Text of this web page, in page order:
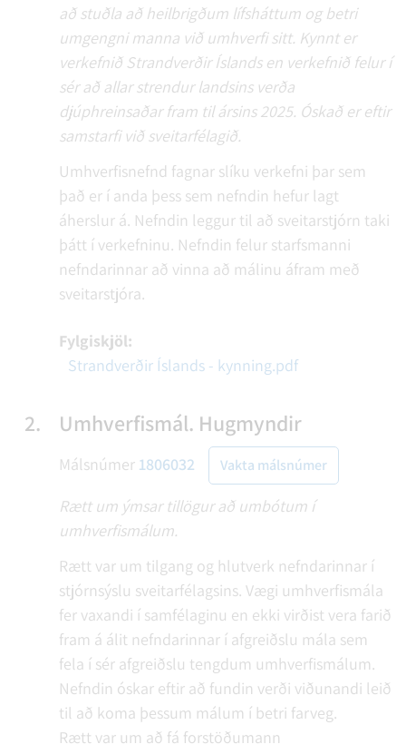
að stuðla að heilbrigðum lífsháttum og betri
umgengni manna við umhverfi sitt. Kynnt er
verkefnið Strandverðir Íslands en verkefnið felur í
sér að allar strendur landsins verða
djúphreinsaðar fram til ársins 2025. Óskað er eftir
samstarfi við sveitarfélagið.
Umhverfisnefnd fagnar slíku verkefni þar sem
það er í anda þess sem nefndin hefur lagt
áherslur á. Nefndin leggur til að sveitarstjórn taki
þátt í verkefninu. Nefndin felur starfsmanni
nefndarinnar að vinna að málinu áfram með
sveitarstjóra.
Fylgiskjöl:
Strandverðir Íslands - kynning.pdf
2. Umhverfismál. Hugmyndir
Málsnúmer 1806032 Vakta málsnúmer
Rætt um ýmsar tillögur að umbótum í
umhverfismálum.
Rætt var um tilgang og hlutverk nefndarinnar í
stjórnsýslu sveitarfélagsins. Vægi umhverfismála
fer vaxandi í samfélaginu en ekki virðist vera farið
fram á álit nefndarinnar í afgreiðslu mála sem
fela í sér afgreiðslu tengdum umhverfismálum.
Nefndin óskar eftir að fundin verði viðunandi leið
til að koma þessum málum í betri farveg.
Rætt var um að fá forstöðumann